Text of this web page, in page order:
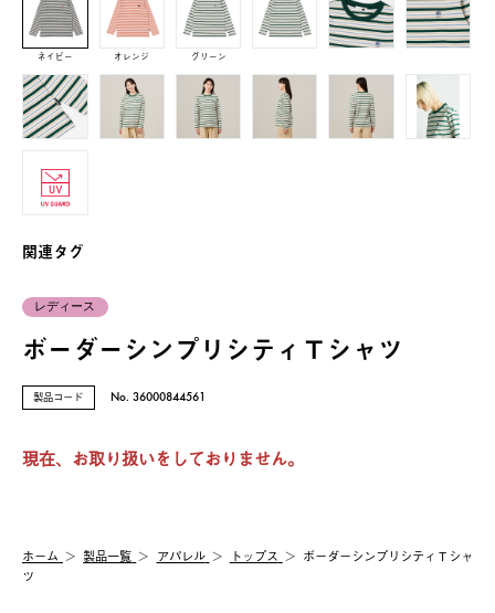
ネイビー オレンジ グリーン
関連タグ
レディース
ボーダーシンプリシティＴシャツ
製品コード No. 36000844561
現在、お取り扱いをしておりません。
ホーム 製品⼀覧 アパレル トップス
ボーダーシンプリシティＴシャ
ツ